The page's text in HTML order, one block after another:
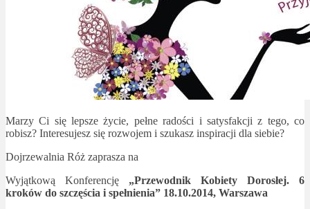
Marzy Ci się lepsze życie, pełne radości i satysfakcji z tego, co
robisz? Interesujesz się rozwojem i szukasz inspiracji dla siebie?
Dojrzewalnia Róż zaprasza na
Wyjątkową Konferencję „Przewodnik Kobiety Dorosłej. 6
kroków do szczęścia i spełnienia” 18.10.2014, Warszawa